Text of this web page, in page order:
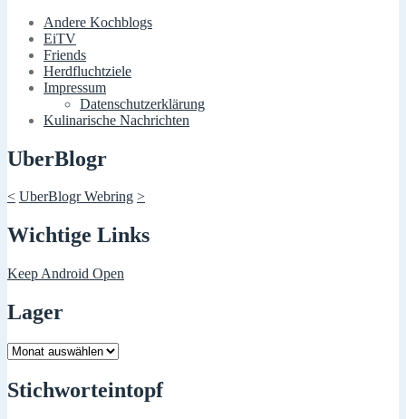
Andere Kochblogs
EiTV
Friends
Herdfluchtziele
Impressum
Datenschutzerklärung
Kulinarische Nachrichten
UberBlogr
< UberBlogr Webring >
Wichtige Links
Keep Android Open
Lager
Lager
Stichworteintopf